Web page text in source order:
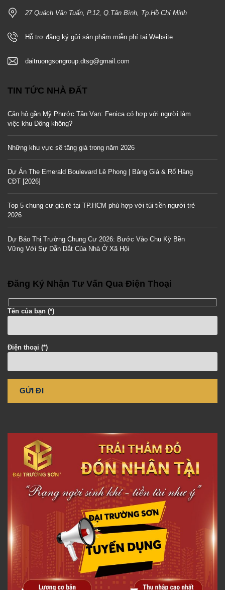
27 Quách Văn Tuấn, P.12, Q.Tân Bình, Tp.Hồ Chí Minh
Hỗ trợ đăng ký gửi sản phẩm miễn phí tại Website
daitruongsongroup.dtsg@gmail.com
TIN TỨC NHÀ ĐẤT
Căn hộ gần Mỹ Phước Tân Vạn: Fenica có hợp với người làm
việc khu Đông không?
Những khu vực sẽ tăng giá trong năm 2026
Dự Án The Emerald Boulevard Lê Phong | Bảng Giá & Rổ Hàng
CĐT [2026]
Top 5 chung cư giá rẻ tại TP.HCM phù hợp với túi tiền người trẻ
2026
Dự Báo Thị Trường Chung Cư 2026: Bước Vào Chu Kỳ Bền
Vững Với Sự Dẫn Dắt Của Nhà Ở Xã Hội
Đăng Ký Nhận Tư Vấn Qua Điện Thoại
Tên của bạn (*)
Điện thoại (*)